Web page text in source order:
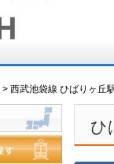
> 西武池袋線 ひばりヶ丘
ひ